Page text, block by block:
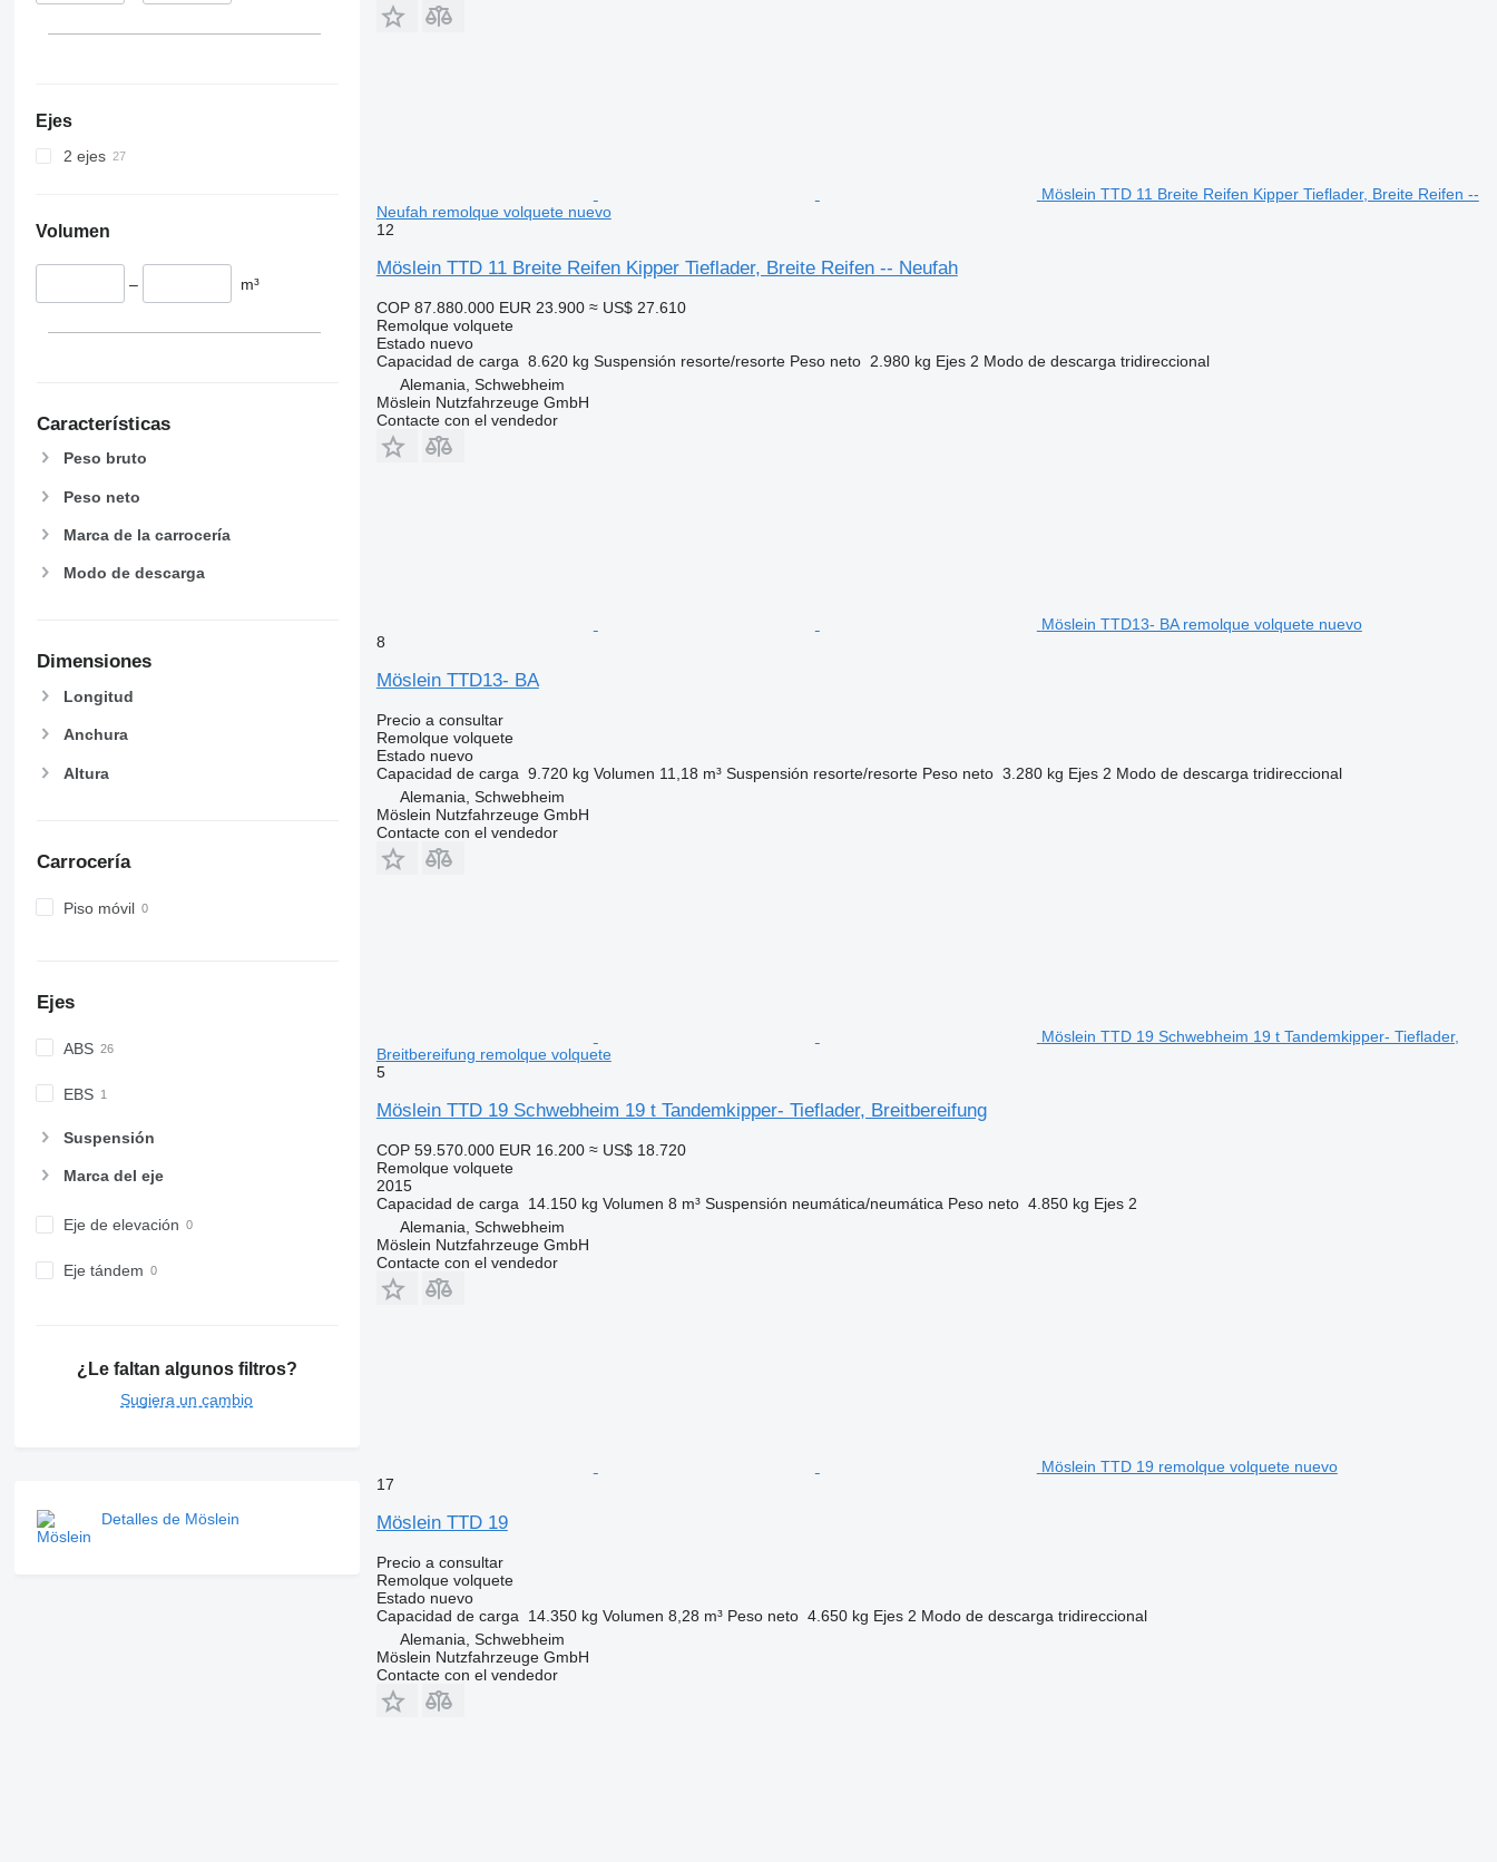
Ejes
2 ejes
Volumen
– m³
Características
Peso bruto
Peso neto
Marca de la carrocería
Modo de descarga
Dimensiones
Longitud
Anchura
Altura
Carrocería
Piso móvil
Ejes
ABS
EBS
Suspensión
Marca del eje
Eje de elevación
Eje tándem
¿Le faltan algunos filtros?
Sugiera un cambio
Detalles de Möslein
Möslein TTD 11 Breite Reifen Kipper Tieflader, Breite Reifen --
Neufah remolque volquete nuevo
12
Möslein TTD 11 Breite Reifen Kipper Tieflader, Breite Reifen -- Neufah
COP 87.880.000 EUR 23.900 ≈ US$ 27.610
Remolque volquete
Estadonuevo
Capacidad de carga 8.620 kg Suspensión resorte/resorte Peso neto 2.980 kg Ejes 2 Modo de descarga tridireccional
Alemania, Schwebheim
Möslein Nutzfahrzeuge GmbH
Contacte con el vendedor
Möslein TTD13- BA remolque volquete nuevo
8
Möslein TTD13- BA
Precio a consultar
Remolque volquete
Estadonuevo
Capacidad de carga 9.720 kg Volumen 11,18 m³ Suspensión resorte/resorte Peso neto 3.280 kg Ejes 2 Modo de descarga tridireccional
Alemania, Schwebheim
Möslein Nutzfahrzeuge GmbH
Contacte con el vendedor
Möslein TTD 19 Schwebheim 19 t Tandemkipper- Tieflader,
Breitbereifung remolque volquete
5
Möslein TTD 19 Schwebheim 19 t Tandemkipper- Tieflader, Breitbereifung
COP 59.570.000 EUR 16.200 ≈ US$ 18.720
Remolque volquete
2015
Capacidad de carga
14.150 kg Volumen 8 m³ Suspensión neumática/neumática Peso neto 4.850 kg Ejes 2
Alemania, Schwebheim
Möslein Nutzfahrzeuge GmbH
Contacte con el vendedor
Möslein TTD 19 remolque volquete nuevo
17
Möslein TTD 19
Precio a consultar
Remolque volquete
Estadonuevo
Capacidad de carga
14.350 kg Volumen 8,28 m³ Peso neto 4.650 kg Ejes 2 Modo de descarga tridireccional
Alemania, Schwebheim
Möslein Nutzfahrzeuge GmbH
Contacte con el vendedor